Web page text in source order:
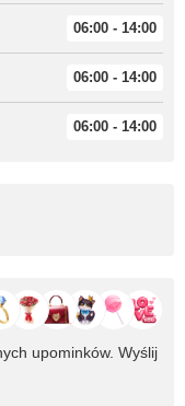
06:00 - 14:00
06:00 - 14:00
06:00 - 14:00
upominków. Wyślij